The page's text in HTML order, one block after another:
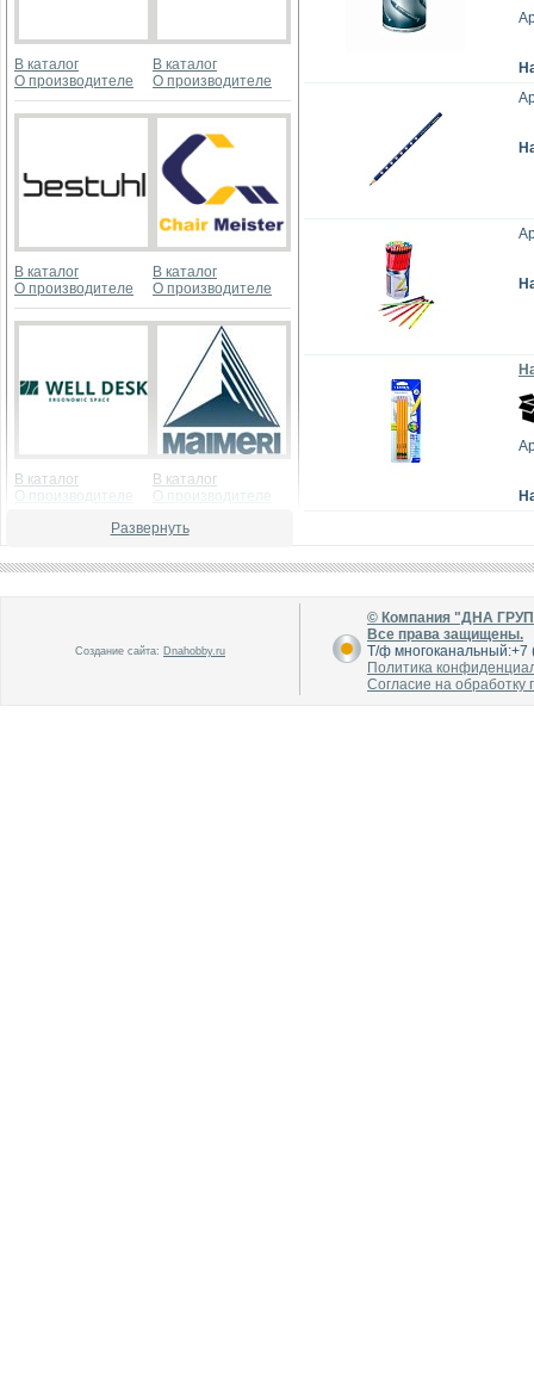
В каталог
О производителе
В каталог
О производителе
В каталог
О производителе
В каталог
О производителе
В каталог
О производителе
В каталог
О производителе
Развернуть
Создание сайта: Dnahobby.ru
© Компания "ДНА
Все права защищены.
Т/ф
Политика
Согласие на